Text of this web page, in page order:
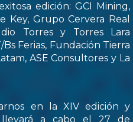
edición: GCI Mining,
Key, Grupo Cervera Real
Torres y Torres Lara
Bs Ferias, Fundación Tierra
ASE Consultores y La
en la XIV edición y
a cabo el 27 de